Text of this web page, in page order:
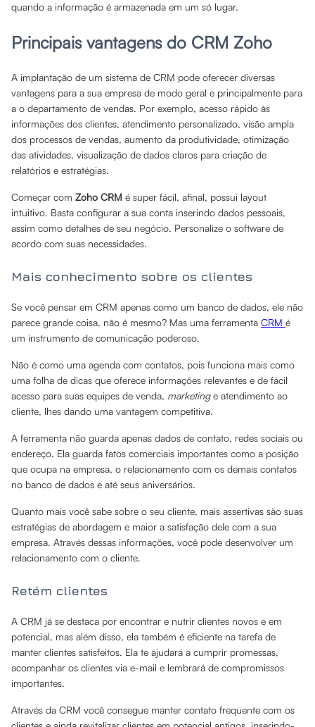
quando a informação é armazenada em um só lugar.
Principais vantagens do CRM Zoho
A implantação de um sistema de CRM pode oferecer diversas
vantagens para a sua empresa de modo geral e principalmente para
a o departamento de vendas. Por exemplo, acesso rápido às
informações dos clientes, atendimento personalizado, visão ampla
dos processos de vendas, aumento da produtividade, otimização
das atividades, visualização de dados claros para criação de
relatórios e estratégias.
Começar com Zoho CRM é super fácil, afinal, possui layout
intuitivo. Basta configurar a sua conta inserindo dados pessoais,
assim como detalhes de seu negócio. Personalize o software de
acordo com suas necessidades.
Mais conhecimento sobre os clientes
Se você pensar em CRM apenas como um banco de dados, ele não
parece grande coisa, não é mesmo? Mas uma ferramenta CRM é
um instrumento de comunicação poderoso.
Não é como uma agenda com contatos, pois funciona mais como
uma folha de dicas que oferece informações relevantes e de fácil
acesso para suas equipes de venda, marketinge atendimento ao
cliente, lhes dando uma vantagem competitiva.
A ferramenta não guarda apenas dados de contato, redes sociais ou
endereço. Ela guarda fatos comerciais importantes como a posição
que ocupa na empresa, o relacionamento com os demais contatos
no banco de dados e até seus aniversários.
Quanto mais você sabe sobre o seu cliente, mais assertivas são suas
estratégias de abordagem e maior a satisfação dele com a sua
empresa. Através dessas informações, você pode desenvolver um
relacionamento com o cliente.
Retém clientes
A CRM já se destaca por encontrar e nutrir clientes novos e em
potencial, mas além disso, ela também é eficiente na tarefa de
manter clientes satisfeitos. Ela te ajudará a cumprir promessas,
acompanhar os clientes via e-mail e lembrará de compromissos
importantes.
Através da CRM você consegue manter contato frequente com os